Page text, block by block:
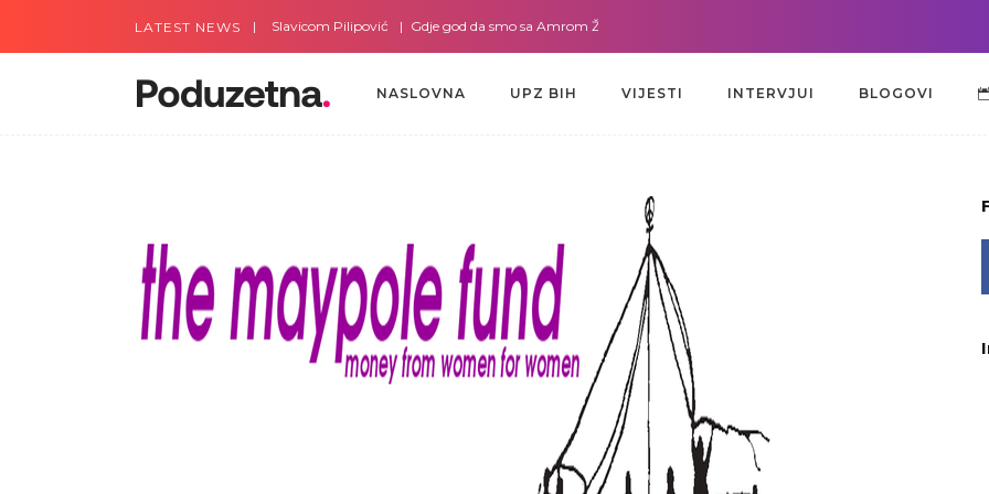
LATEST NEWS
Gdje god da smo sa Slavicom Pilipović Gdje god da smo sa Amrom Žužić-Bećirbegović
NASLOVNA UPZ BIH VIJESTI INTERVJUI BLOGOVI
NASLOVNA UPZ BIH